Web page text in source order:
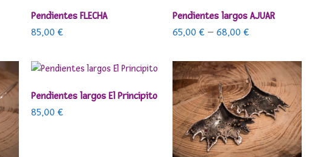
AÑADIR AL CARRITO
Pendientes FLECHA
85,00€
SELECCIONAR OPCIONES
Pendientes largos AJUAR
65,00€ –68,00€
AÑADIR AL CARRITO
Pendientes largos El Principito
85,00€